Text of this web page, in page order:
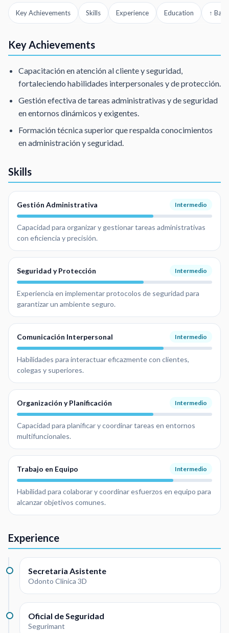
Key Achievements Skills Experience Education ↑
Key Achievements
Capacitación en atención al cliente y seguridad,
fortaleciendo habilidades interpersonales y de protección.
Gestión efectiva de tareas administrativas y de seguridad
en entornos dinámicos y exigentes.
Formación técnica superior que respalda conocimientos
en administración y seguridad.
Skills
Gestión Administrativa Intermedio
Capacidad para organizar y gestionar tareas administrativas
con eficiencia y precisión.
Seguridad y Protección Intermedio
Experiencia en implementar protocolos de seguridad para
garantizar un ambiente seguro.
Comunicación Interpersonal Intermedio
Habilidades para interactuar eficazmente con clientes,
colegas y superiores.
Organización y Planificación Intermedio
Capacidad para planificar y coordinar tareas en entornos
multifuncionales.
Trabajo en Equipo Intermedio
Habilidad para colaborar y coordinar esfuerzos en equipo para
alcanzar objetivos comunes.
Experience
Secretaria Asistente
Odonto Clinica 3D
Oficial de Seguridad
Segurimant